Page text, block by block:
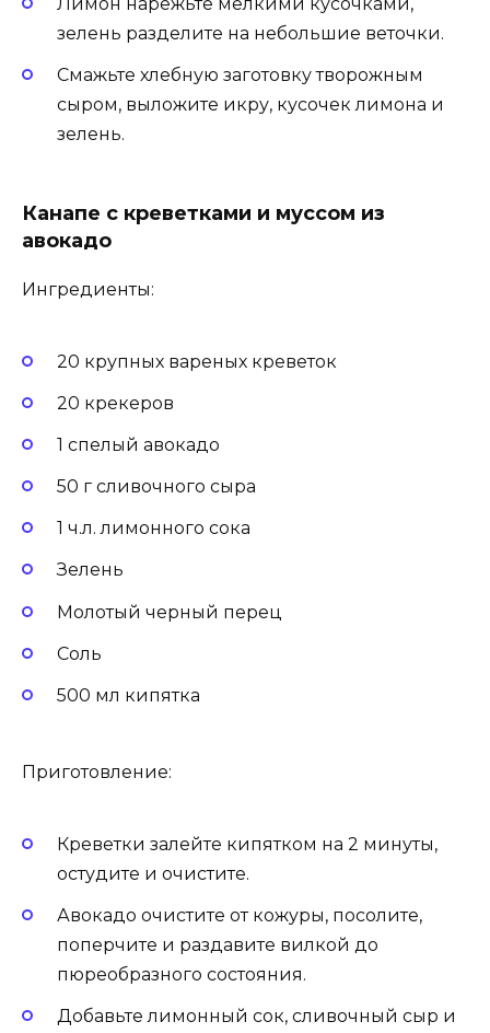
зелень разделите на небольшие веточки.
Смажьте хлебную заготовку творожным
сыром, выложите икру, кусочек лимона и
зелень.
Канапе с креветками и муссом из
авокадо
Ингредиенты:
20 крупных вареных креветок
20 крекеров
1 спелый авокадо
50 г сливочного сыра
1 ч.л. лимонного сока
Зелень
Молотый черный перец
Соль
500 мл кипятка
Приготовление:
Креветки залейте кипятком на 2 минуты,
остудите и очистите.
Авокадо очистите от кожуры, посолите,
поперчите и раздавите вилкой до
пюреобразного состояния.
Добавьте лимонный сок, сливочный сыр и